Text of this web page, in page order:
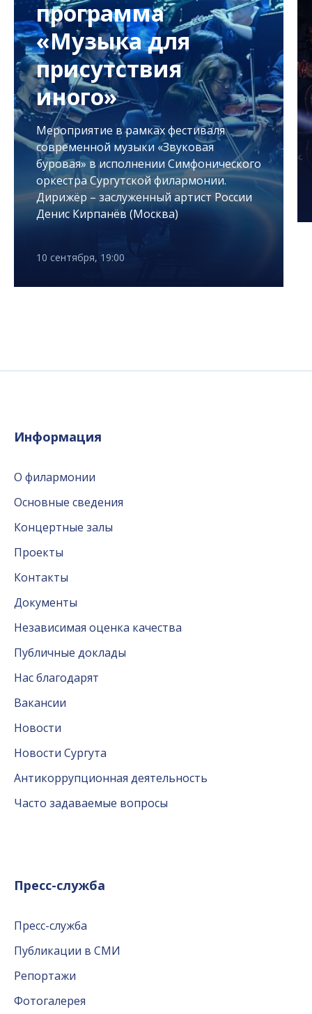
программа
«Музыка для
присутствия
иного»
Мероприятие в рамках фестиваля
современной музыки «Звуковая
буровая» в исполнении Симфонического
оркестра Сургутской филармонии.
Дирижёр – заслуженный артист России
Денис Кирпанёв (Москва)
10 сентября, 19:00
Информация
О филармонии
Основные сведения
Концертные залы
Проекты
Контакты
Документы
Независимая оценка качества
Публичные доклады
Нас благодарят
Вакансии
Новости
Новости Сургута
Антикоррупционная деятельность
Часто задаваемые вопросы
Пресс-служба
Пресс-служба
Публикации в СМИ
Репортажи
Фотогалерея